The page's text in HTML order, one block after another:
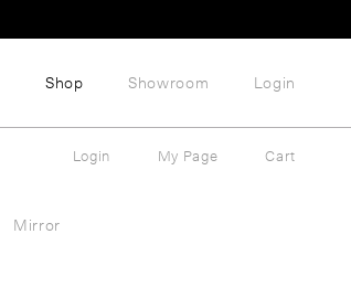
Shop Showroom Login
Mirror
Login My Page Cart